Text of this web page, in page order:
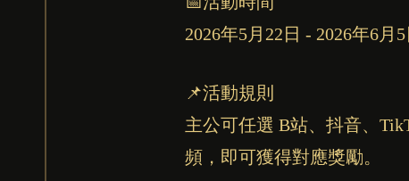
2026年5月22日 - 2026年6月5
📌活動規則
主公可任選 B站、抖音、
頻，即可獲得對應獎勵。